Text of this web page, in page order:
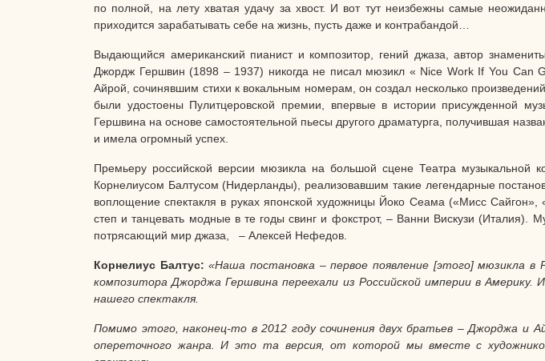
по полной, на лету хватая удачу за хвост. И вот тут неизбежны самые
приходится зарабатывать себе на жизнь, пусть даже и контрабандой…
Выдающийся американский пианист и композитор, гений джаза, автор
Джордж Гершвин (1898 – 1937) никогда не писал мюзикл « Nice Work If You
Айрой, сочинявшим стихи к вокальным номерам, он создал несколько
были удостоены Пулитцеровской премии, впервые в истории присужденной
Гершвина на основе самостоятельной пьесы другого драматурга, получившая
и имела огромный успех.
Премьеру российской версии мюзикла на большой сцене Театра музыкальной
Корнелиусом Балтусом (Нидерланды), реализовавшим такие легендарные
воплощение спектакля в руках японской художницы Йоко Сеама («Мисс
степ и танцевать модные в те годы свинг и фокстрот, – Ванни Вискузи (Италия).
потрясающий мир джаза, – Алексей Нефедов.
Корнелиус Балтус: «Наша постановка – первое появление [этого] мюзикла в
композитора Джорджа Гершвина переехали из Российской империи в
нашего спектакля.
Помимо этого, наконец-то в 2012 году сочинения двух братьев – Джорджа и
опереточного жанра. И это та версия, от которой мы вместе с